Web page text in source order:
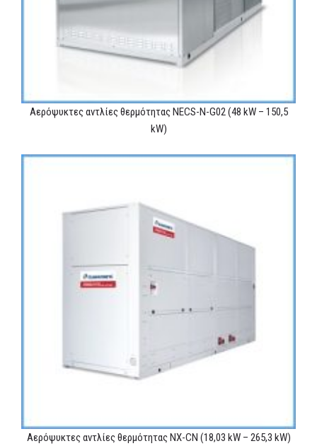
Αερόψυκτες αντλίες θερμότητας NECS-N-G02 (48 kW – 150,5
kW)
Αερόψυκτες αντλίες θερμότητας NX-CN (18,03 kW – 265,3 kW)